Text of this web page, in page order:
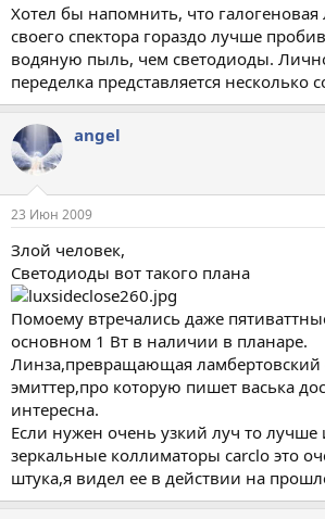
Хотел бы напомнить, что галогеновая
своего спектора гораздо лучше
водяную пыль, чем светодиоды.
переделка представляется несколько
angel
23 Июн 2009
Злой человек,
Светодиоды вот такого плана
Помоему втречались даже
основном 1 Вт в наличии в планаре.
Линза,превращающая ламбертовский
эмиттер,про которую пишет васька
интересна.
Если нужен очень узкий луч то лучше
зеркальные коллиматоры carclo это
штука,я видел ее в действии на